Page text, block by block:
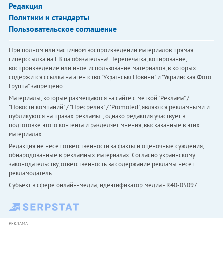
Редакция
Политики и стандарты
Пользовательское соглашение
При полном или частичном воспроизведении материалов прямая
гиперссылка на LB.ua обязательна! Перепечатка, копирование,
воспроизведение или иное использование материалов, в которых
содержится ссылка на агентство "Українськi Новини" и "Украинская Фото
Группа" запрещено.
Материалы, которые размещаются на сайте с меткой "Реклама" /
"Новости компаний" / "Пресрелиз" / "Promoted", являются рекламными и
публикуются на правах рекламы. , однако редакция участвует в
подготовке этого контента и разделяет мнения, высказанные в этих
материалах.
Редакция не несет ответственности за факты и оценочные суждения,
обнародованные в рекламных материалах. Согласно украинскому
законодательству, ответственность за содержание рекламы несет
рекламодатель.
Субъект в сфере онлайн-медиа; идентификатор медиа - R40-05097
РЕКЛАМА